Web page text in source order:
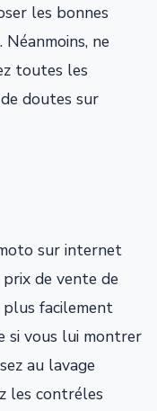
les bonnes
ne
toutes les
doutes sur
sur internet
de vente de
facilement
si vous lui montrer
au lavage
les contréles